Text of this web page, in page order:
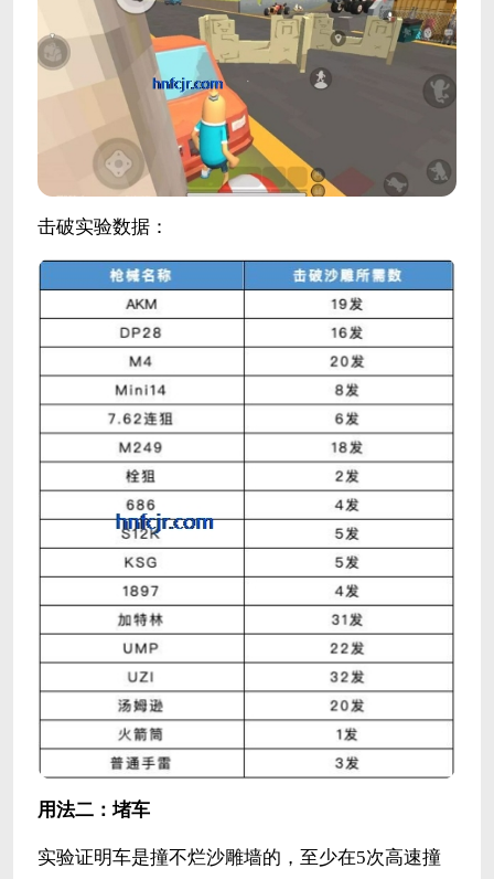
击破实验数据：
用法二：堵车
实验证明车是撞不烂沙雕墙的，至少在5次高速撞